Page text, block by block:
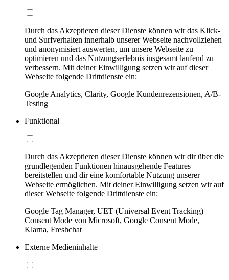
Durch das Akzeptieren dieser Dienste können wir das Klick-
und Surfverhalten innerhalb unserer Webseite nachvollziehen
und anonymisiert auswerten, um unsere Webseite zu
optimieren und das Nutzungserlebnis insgesamt laufend zu
verbessern. Mit deiner Einwilligung setzen wir auf dieser
Webseite folgende Drittdienste ein:
Google Analytics, Clarity, Google Kundenrezensionen, A/B-
Testing
Funktional
Durch das Akzeptieren dieser Dienste können wir dir über die
grundlegenden Funktionen hinausgehende Features
bereitstellen und dir eine komfortable Nutzung unserer
Webseite ermöglichen. Mit deiner Einwilligung setzen wir auf
dieser Webseite folgende Drittdienste ein:
Google Tag Manager, UET (Universal Event Tracking)
Consent Mode von Microsoft, Google Consent Mode,
Klarna, Freshchat
Externe Medieninhalte